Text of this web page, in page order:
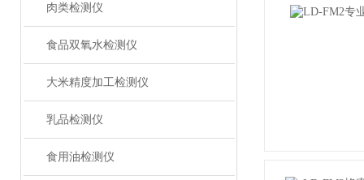
肉类检测仪
食品双氧水检测仪
大米精度加工检测仪
乳品检测仪
食用油检测仪